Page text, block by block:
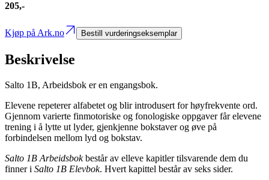
205,-
Kjøp på Ark.no Bestill vurderingseksemplar
Beskrivelse
Salto 1B, Arbeidsbok er en engangsbok.
Elevene repeterer alfabetet og blir introdusert for høyfrekvente ord.
Gjennom varierte finmotoriske og fonologiske oppgaver får elevene
trening i å lytte ut lyder, gjenkjenne bokstaver og øve på
forbindelsen mellom lyd og bokstav.
Salto 1B Arbeidsbokbestår av elleve kapitler tilsvarende dem du
finner i Salto 1B Elevbok. Hvert kapittel består av seks sider.